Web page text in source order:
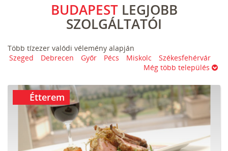
BUDAPESTLEGJOBB
SZOLGÁLTATÓI
Több tízezer valódi vélemény alapján
Szeged
Debrecen Győr Pécs Miskolc
Székesfehérvár
Még több település
Étterem